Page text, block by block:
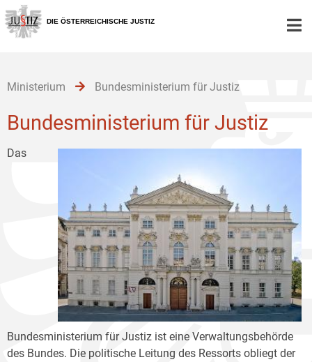
Zur
Hauptnavigation
[1]
Zum
Inhalt
[2]
Zum
Untermenü
[3]
DIE ÖSTERREICHISCHE JUSTIZ
Ministerium Bundesministerium für Justiz
Bundesministerium für Justiz
Das
Bundesministerium für Justiz ist eine Verwaltungsbehörde
des Bundes. Die politische Leitung des Ressorts obliegt der